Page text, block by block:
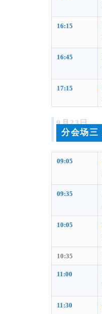
16:15
16:45
17:15
9月23日
分会
09:05
09:35
10:05
10:35
11:00
11:30